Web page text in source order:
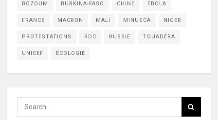
BOZOUM BURKINA-FASO CHINE EBOLA
FRANCE MACRON MALI MINUSCA NIGER
PROTESTATIONS RDC RUSSIE TOUADÉRA
UNICEF ÉCOLOGIE